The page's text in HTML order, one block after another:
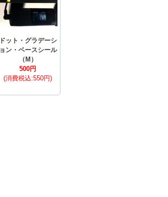
ドット・グラデーシ
ョン・ベースシール
（M）
500円
(消費税込:550円)